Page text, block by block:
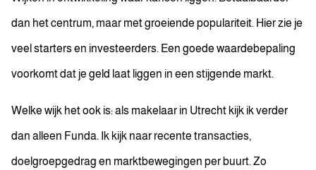
dan het centrum, maar met groeiende populariteit. Hier zie je
veel starters en investeerders. Een goede waardebepaling
voorkomt dat je geld laat liggen in een stijgende markt.
Welke wijk het ook is: als makelaar in Utrecht kijk ik verder
dan alleen Funda. Ik kijk naar recente transacties,
doelgroepgedrag en marktbewegingen per buurt. Zo